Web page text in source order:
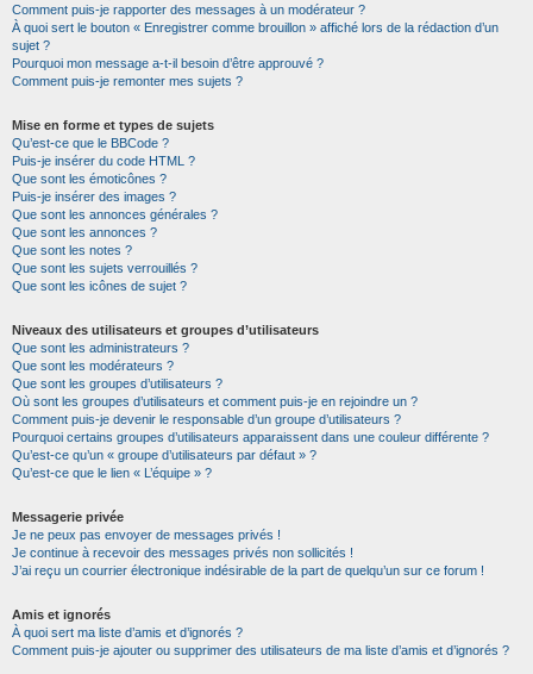
Comment puis-je rapporter des messages à un modérateur ?
À quoi sert le bouton « Enregistrer comme brouillon » affiché lors de la rédaction d’un
sujet ?
Pourquoi mon message a-t-il besoin d’être approuvé ?
Comment puis-je remonter mes sujets ?
Mise en forme et types de sujets
Qu’est-ce que le BBCode ?
Puis-je insérer du code HTML ?
Que sont les émoticônes ?
Puis-je insérer des images ?
Que sont les annonces générales ?
Que sont les annonces ?
Que sont les notes ?
Que sont les sujets verrouillés ?
Que sont les icônes de sujet ?
Niveaux des utilisateurs et groupes d’utilisateurs
Que sont les administrateurs ?
Que sont les modérateurs ?
Que sont les groupes d’utilisateurs ?
Où sont les groupes d’utilisateurs et comment puis-je en rejoindre un ?
Comment puis-je devenir le responsable d’un groupe d’utilisateurs ?
Pourquoi certains groupes d’utilisateurs apparaissent dans une couleur différente ?
Qu’est-ce qu’un « groupe d’utilisateurs par défaut » ?
Qu’est-ce que le lien « L’équipe » ?
Messagerie privée
Je ne peux pas envoyer de messages privés !
Je continue à recevoir des messages privés non sollicités !
J’ai reçu un courrier électronique indésirable de la part de quelqu’un sur ce forum !
Amis et ignorés
À quoi sert ma liste d’amis et d’ignorés ?
Comment puis-je ajouter ou supprimer des utilisateurs de ma liste d’amis et d’ignorés ?